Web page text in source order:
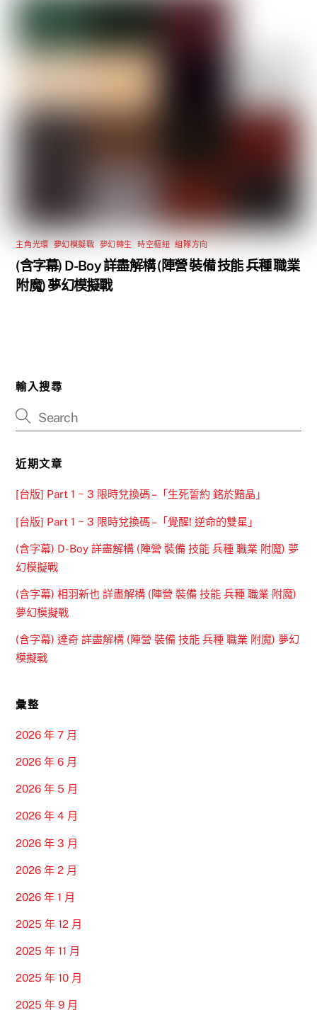
主角光環 夢幻模擬戰 夢幻轉生 時空樞紐 ,組隊方向
(含字幕) D-Boy 詳盡解構 (陣營 裝備 技能 兵種 職業
附魔) 夢幻模擬戰
輸入搜尋
近期文章
[台版] Part 1 ~ 3 限時兌換碼 –「生死誓約 銘於黯晶」
[台版] Part 1 ~ 3 限時兌換碼 –「覺醒! 逆命的雙星」
(含字幕) D-Boy 詳盡解構 (陣營 裝備 技能 兵種 職業 附魔) 夢
幻模擬戰
(含字幕) 相羽新也 詳盡解構 (陣營 裝備 技能 兵種 職業 附魔)
夢幻模擬戰
(含字幕) 達奇 詳盡解構 (陣營 裝備 技能 兵種 職業 附魔) 夢幻
模擬戰
彙整
2026 年 7 月
2026 年 6 月
2026 年 5 月
2026 年 4 月
2026 年 3 月
2026 年 2 月
2026 年 1 月
2025 年 12 月
2025 年 11 月
2025 年 10 月
2025 年 9 月